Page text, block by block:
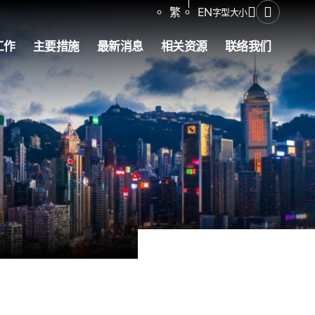
繁 EN字型大小分享打开搜寻
作 主要措施 最新消息 相关资源 联络我们